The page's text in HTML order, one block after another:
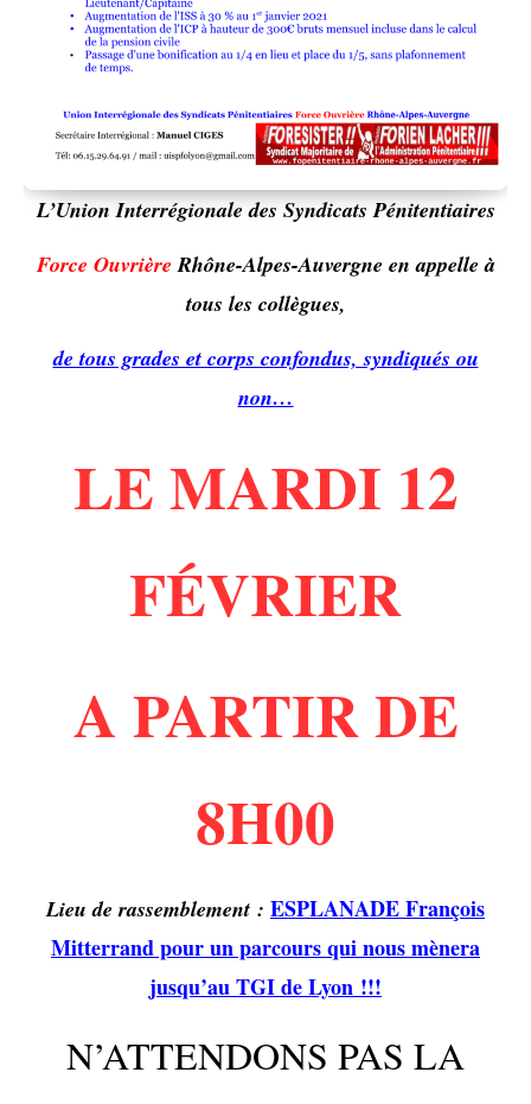
L’Union Interrégionale des Syndicats Pénitentiaires
Force Ouvrière Rhône-Alpes-Auvergne en appelle à
tous les collègues,
de tous grades et corps confondus, syndiqués ou
non…
LE MARDI 12
FÉVRIER
A PARTIR DE
8H00
Lieu de rassemblement : ESPLANADE François
Mitterrand pour un parcours qui nous mènera
jusqu’au TGI de Lyon !!!
N’ATTENDONS PAS LA